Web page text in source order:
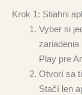
Krok 1: Stiahni
Vyber si
zariadenia
Play pre
Otvorí sa
Stačí len